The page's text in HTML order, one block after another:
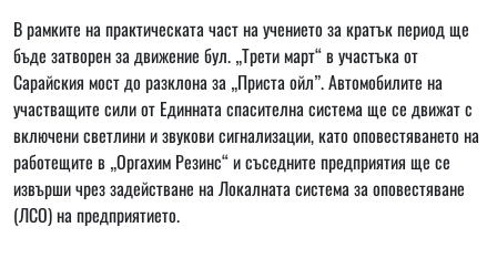
В рамките на практическата част на учението за кратък период ще
бъде затворен за движение бул. „Трети март“ в участъка от
Сарайския мост до разклона за „Приста ойл”. Автомобилите на
участващите сили от Единната спасителна система ще се движат с
включени светлини и звукови сигнализации, като оповестяването на
работещите в „Оргахим Резинс“ и съседните предприятия ще се
извърши чрез задействане на Локалната система за оповестяване
(ЛСО) на предприятието.